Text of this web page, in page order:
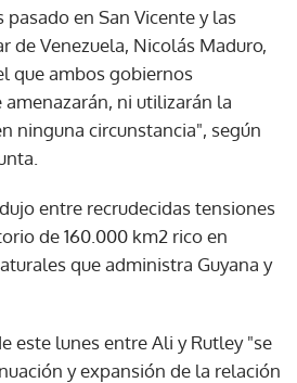
en San Vicente y las
de Venezuela, Nicolás Maduro,
que ambos gobiernos
ni utilizarán la
ninguna circunstancia", según
entre recrudecidas tensiones
de 160.000 km2 rico en
que administra Guyana y
este lunes entre Ali y Rutley "se
y expansión de la relación